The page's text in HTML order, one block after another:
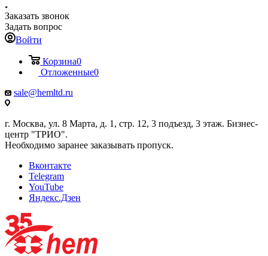
Заказать звонок
Задать вопрос
Войти
Корзина0
Отложенные0
sale@hemltd.ru
г. Москва, ул. 8 Марта, д. 1, стр. 12, 3 подъезд, 3 этаж. Бизнес-
центр "ТРИО".
Необходимо заранее заказывать пропуск.
Вконтакте
Telegram
YouTube
Яндекс.Дзен